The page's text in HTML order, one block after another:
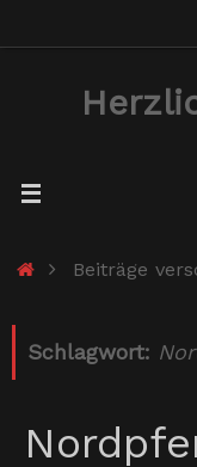
StartBeiträge
Schlagwort: